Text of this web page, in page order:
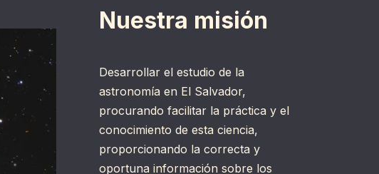
Nuestra misión
Desarrollar el estudio de la
astronomía en El Salvador,
procurando facilitar la práctica y el
conocimiento de esta ciencia,
proporcionando la correcta y
oportuna información sobre los